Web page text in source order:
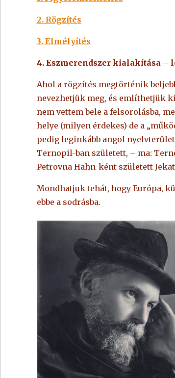
2. Rögzítés
3. Elmélyítés
4. Eszmerendszer kialakítása –
Ahol a rögzítés megtörténik
nevezhetjük meg, és említhetjük
nem vettem bele a felsorolásba,
helye (milyen érdekes) de a
pedig leginkább angol
Ternopil-ban született, – ma:
Petrovna Hahn-ként született
Mondhatjuk tehát, hogy Európa,
ebbe a sodrásba.